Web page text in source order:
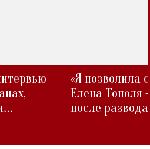
«Я позволила
Елена Тополя
после развода